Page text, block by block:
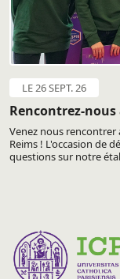
LE 26 SEPT. 26
Rencontrez-
Venez nous rencontrer
Reims ! L'occasion de
questions sur notre